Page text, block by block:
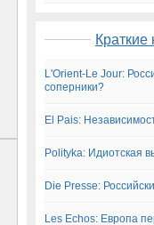
Краткие
L'Orient-Le Jour:
соперники?
El Pais:
Polityka: Идиотская
Die Presse:
Les Echos: Европа